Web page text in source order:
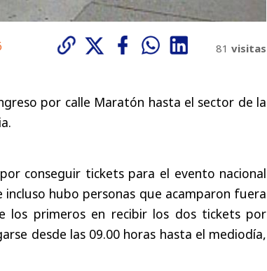
81 visitas
por calle Maratón hasta el sector de la
conseguir tickets para el evento nacional
hubo personas que acamparon fuera
los primeros en recibir los dos tickets por
desde las 09.00 horas hasta el mediodía,